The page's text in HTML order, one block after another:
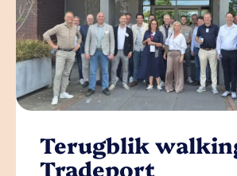
Terugblik
Tradeport